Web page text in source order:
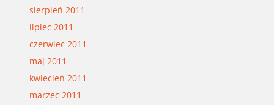
sierpień 2011
lipiec 2011
czerwiec 2011
maj 2011
kwiecień 2011
marzec 2011